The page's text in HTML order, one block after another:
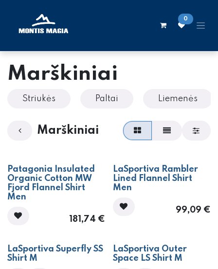
0
Marškiniai
Striukės Paltai Liemenės
Marškiniai
Patagonia Insulated
Organic Cotton MW
Fjord Flannel Shirt
Men
181,74 €
LaSportiva Rambler
Lined Flannel Shirt
Men
99,09 €
LaSportiva Superfly SS
Shirt M
LaSportiva Outer
Space LS Shirt M